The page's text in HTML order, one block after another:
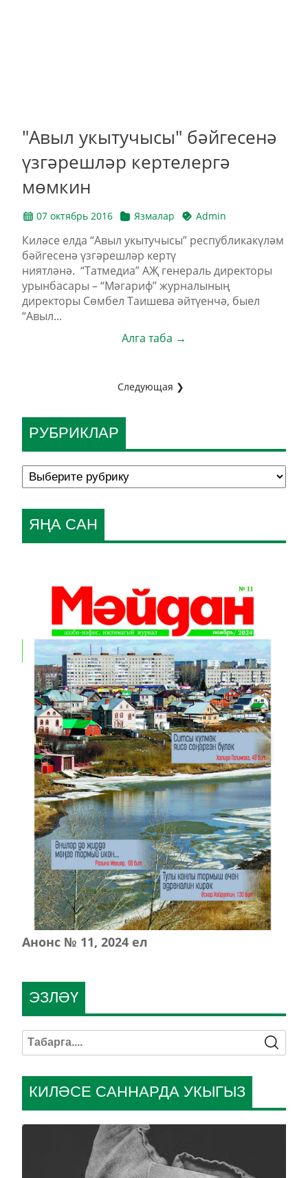
"Авыл укытучысы" бәйгесенә
үзгәрешләр кертелергә
мөмкин
07 октябрь 2016 Язмалар Admin
Киләсе елда “Авыл укытучысы” республикакүләм
бәйгесенә үзгәрешләр кертү
ниятләнә. “Татмедиа” АҖ генераль директоры
урынбасары – “Мәгариф” журналының
директоры Сөмбел Таишева әйтүенчә, быел
“Авыл...
Алга таба →
Следующая ❯
РУБРИКЛАР
ЯҢА САН
Анонс № 11, 2024 ел
КИЛӘСЕ САННАРДА УКЫГЫЗ
ЭЗЛӘҮ